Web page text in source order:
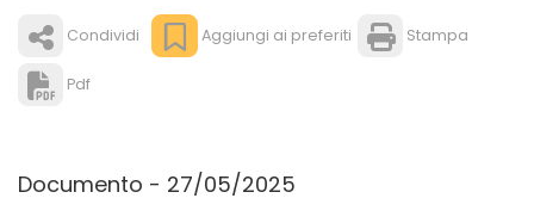
Condividi Aggiungi ai preferiti Stampa
Pdf
Documento - 27/05/2025